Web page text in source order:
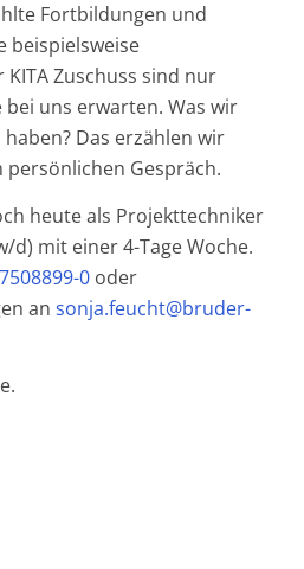
Fortbildungen und
beispielsweise
Zuschuss sind nur
bei uns erwarten. Was wir
Das erzählen wir
persönlichen Gespräch.
heute als Projekttechniker
d) mit einer 4-Tage Woche.
0oder
an sonja.feucht@bruder-